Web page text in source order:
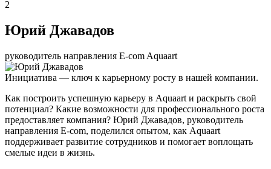
2
Юрий Джавадов
руководитель направления E-com Aquaart
Инициатива — ключ к карьерному росту в нашей компании.
Как построить успешную карьеру в Aquaart и раскрыть свой
потенциал? Какие возможности для профессионального роста
предоставляет компания? Юрий Джавадов, руководитель
направления E-com, поделился опытом, как Aquaart
поддерживает развитие сотрудников и помогает воплощать
смелые идеи в жизнь.